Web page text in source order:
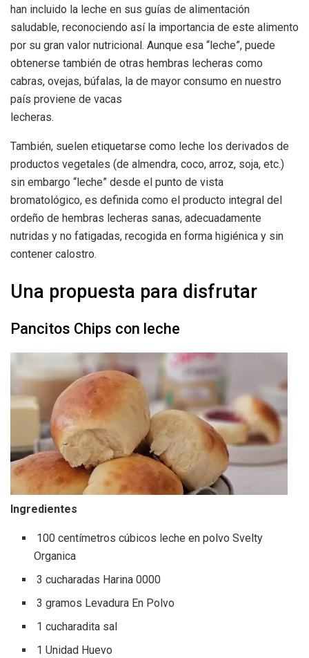
han incluido la leche en sus guías de alimentación
saludable, reconociendo así la importancia de este alimento
por su gran valor nutricional. Aunque esa “leche”, puede
obtenerse también de otras hembras lecheras como
cabras, ovejas, búfalas, la de mayor consumo en nuestro
país proviene de vacas
lecheras.
También, suelen etiquetarse como leche los derivados de
productos vegetales (de almendra, coco, arroz, soja, etc.)
sin embargo “leche” desde el punto de vista
bromatológico, es definida como el producto integral del
ordeño de hembras lecheras sanas, adecuadamente
nutridas y no fatigadas, recogida en forma higiénica y sin
contener calostro.
Una propuesta para disfrutar
Pancitos Chips con leche
Ingredientes
100 centímetros cúbicos leche en polvo Svelty
Organica
3 cucharadas Harina 0000
3 gramos Levadura En Polvo
1 cucharadita sal
1 Unidad Huevo